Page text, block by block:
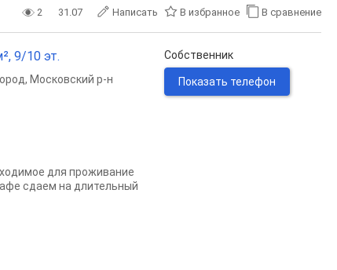
2 31.07 Написать В избранное В сравнение
9/10 эт.
, Московский р-н
для проживание
сдаем на длительный
Собственник
Показать телефон